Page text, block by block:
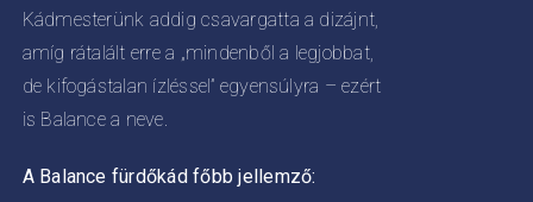
Kádmesterünk addig csavargatta a dizájnt,
amíg rátalált erre a „mindenből a legjobbat,
de kifogástalan ízléssel” egyensúlyra – ezért
is Balance a neve.
A Balance fürdőkád főbb jellemző: